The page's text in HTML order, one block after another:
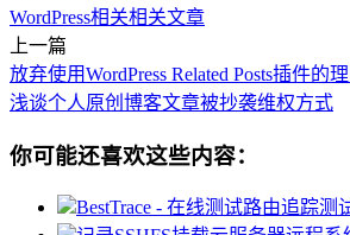
WordPress相关相关文章
上一篇
放弃使用WordPress Related Posts插件的
浅谈个人原创博客文章被抄袭维权方式
你可能还喜欢这些内容：
BestTrace - 在线测试路由追踪测